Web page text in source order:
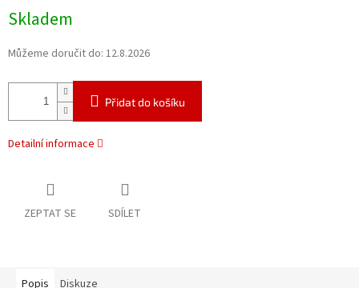
cena:
Skladem
Můžeme doručit do: 12.8.2026
Přidat do košíku
Detailní informace
ZEPTAT SE SDÍLET
Popis Diskuze